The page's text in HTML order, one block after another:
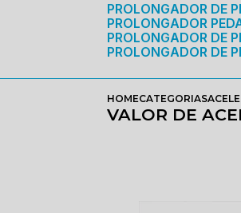
PROLONGADOR DE
PROLONGADOR
PROLONGADOR DE
PROLONGADOR DE
HOMECATEGORIAS
VALOR DE